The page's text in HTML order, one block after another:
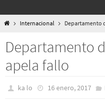
InicioInternacional Departamento
Departamento
apela fallo
ka lo 16 enero, 2017